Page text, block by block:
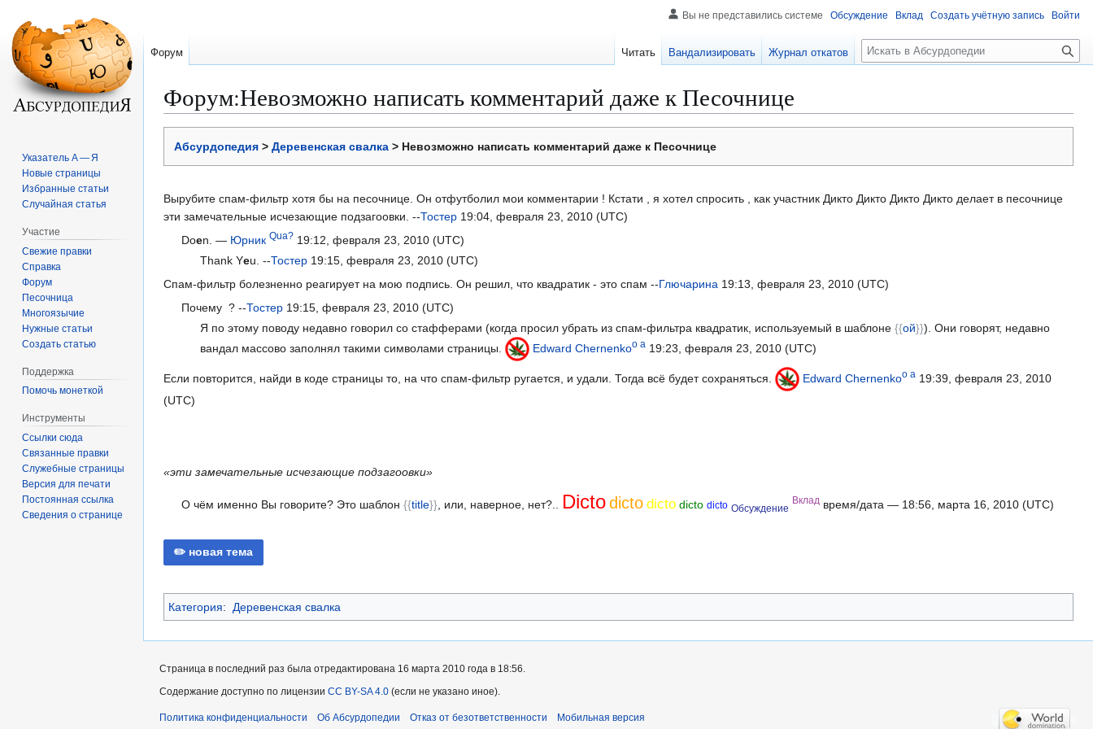
Форум:Невозможно написать комментарий даже к Песочнице
Абсурдопедия > Деревенская свалка > Невозможно написать комментарий даже к Песочнице
Вырубите спам-фильтр хотя бы на песочнице. Он отфутболил мои комментарии ! Кстати , я хотел спросить , как участник Дикто Дикто Дикто Дикто делает в песочнице
эти замечательные исчезающие подзагоовки. --Тостер 19:04, февраля 23, 2010 (UTC)
Doen. — Юрник Qua? 19:12, февраля 23, 2010 (UTC)
Thank Yeu. --Тостер19:15, февраля 23, 2010 (UTC)
Спам-фильтр болезненно реагирует на мою подпись. Он решил, что квадратик - это спам --Глючарина 19:13, февраля 23, 2010 (UTC)
Почему ? --Тостер 19:15, февраля 23, 2010 (UTC)
Я по этому поводу недавно говорил со стафферами (когда просил убрать из спам-фильтра квадратик, используемый в шаблоне {{ой}}). Они говорят, недавно
вандал массово заполнял такими символами страницы.
Edward Chernenkoo a19:23, февраля 23, 2010 (UTC)
Если повторится, найди в коде страницы то, на что спам-фильтр ругается, и удали. Тогда всё будет сохраняться. Edward Chernenkoo a 19:39, февраля 23, 2010
(UTC)
«эти замечательные исчезающие подзагоовки»
О чём именно Вы говорите? Это шаблон{{title}} , или, наверное, нет?.. Dictodicto dicto dicto dicto Обсуждение
Вклад время/дата — 18:56, марта 16, 2010 (UTC)
✏️ новая тема
Категория: Деревенская свалка
Вы не представились системе Обсуждение Вклад Создать учётную запись Войти
Форум Читать Вандализировать Журнал откатов
П
о
к
Указатель А — Я
Новые страницы
Избранные статьи
Случайная статья
Участие
Свежие правки
Справка
Форум
Песочница
Многоязычие
Нужные статьи
Создать статью
Поддержка
Помочь монеткой
Инструменты
Ссылки сюда
Связанные правки
Служебные страницы
Версия для печати
Постоянная ссылка
Сведения о странице
Страница в последний раз была отредактирована 16 марта 2010 года в 18:56.
Содержание доступно по лицензии CC BY-SA 4.0 (если не указано иное).
Политика конфиденциальности Об Абсурдопедии Отказ от безответственности Мобильная версия